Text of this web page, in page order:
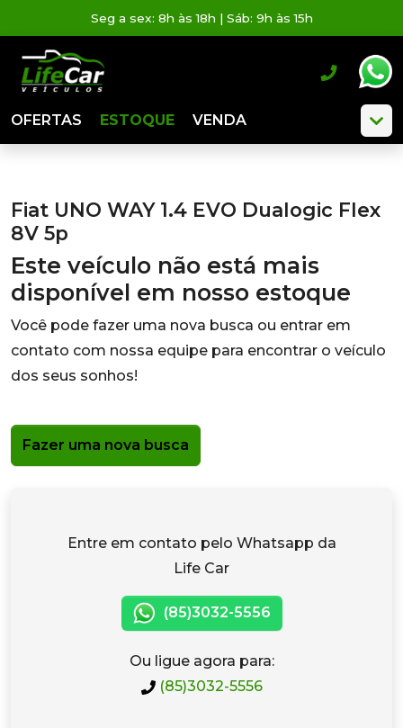
Seg a sex: 8h às 18h | Sáb: 9h às 15h
OFERTAS ESTOQUE VENDA
Fiat UNO WAY 1.4 EVO Dualogic Flex
8V 5p
Este veículo não está mais
disponível em nosso estoque
Você pode fazer uma nova busca ou entrar em
contato com nossa equipe para encontrar o veículo
dos seus sonhos!
Fazer uma nova busca
Entre em contato pelo Whatsapp da
Life Car
(85)3032-5556
Ou ligue agora para:
(85)3032-5556